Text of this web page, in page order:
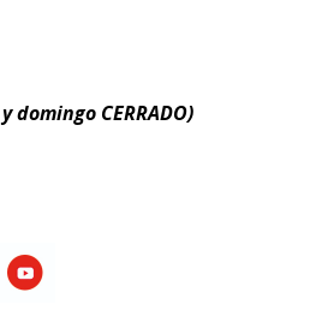
CERRADO)